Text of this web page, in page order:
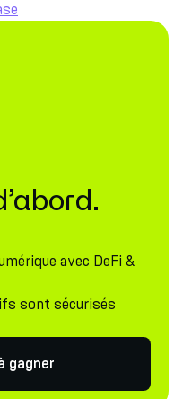
avec DeFi &
sont sécurisés
gagner